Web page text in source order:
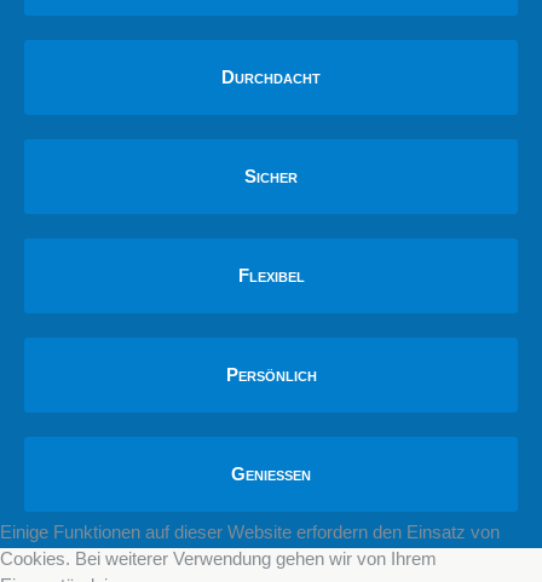
Durchdacht
Sicher
Flexibel
Persönlich
Genießen
Einige Funktionen auf dieser Website erfordern den Einsatz von
Cookies. Bei weiterer Verwendung gehen wir von Ihrem